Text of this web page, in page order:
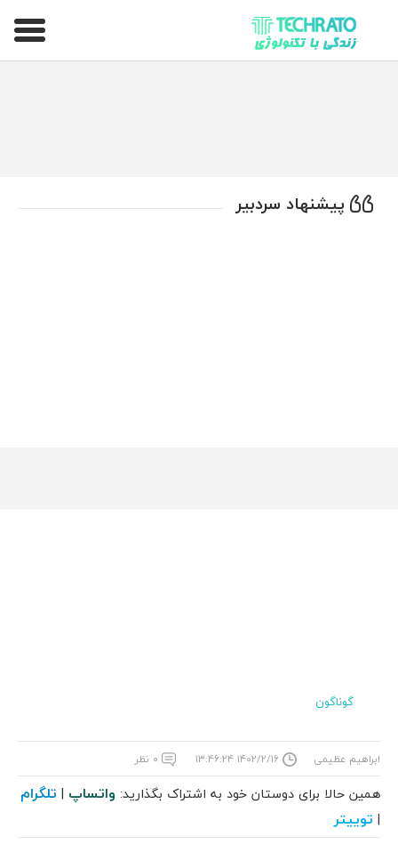
تکراتو – زندگی با تکنولوژی
پیشنهاد سردبیر
گوناگون
ابراهیم عظیمی ۱۴۰۲/۲/۱۶ ۱۳:۴۶:۲۴ ۰ نظر
همین حالا برای دوستان خود به اشتراک بگذارید: واتساپ | تلگرام
| توییتر